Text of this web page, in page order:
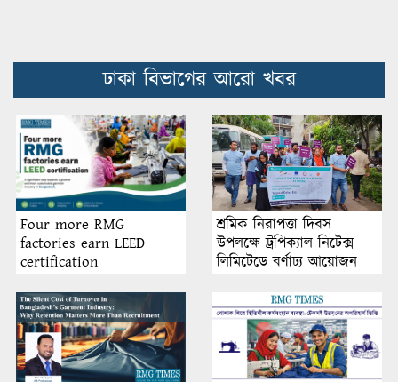
ঢাকা বিভাগের আরো খবর
Four more RMG
factories earn LEED
certification
শ্রমিক নিরাপত্তা দিবস
উপলক্ষে ট্রপিক্যাল নিটেক্স
লিমিটেডে বর্ণাঢ্য আয়োজন